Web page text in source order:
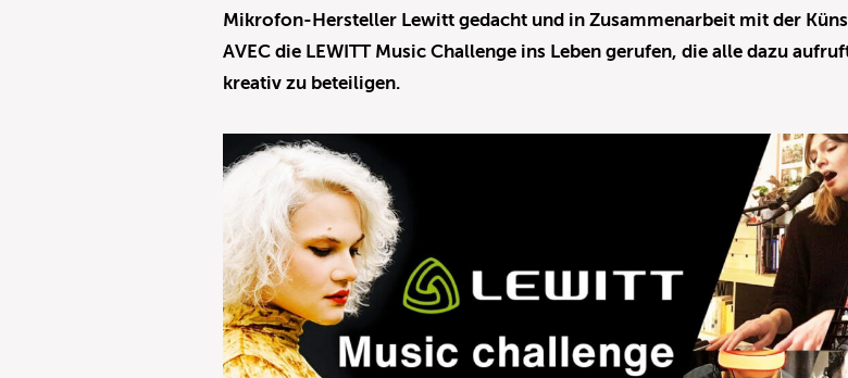
Mikrofon-Hersteller Lewitt gedacht und in Zusammenarbeit mit der
AVEC die LEWITT Music Challenge ins Leben gerufen, die alle dazu
kreativ zu beteiligen.